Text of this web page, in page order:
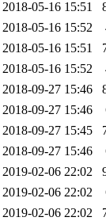
2018-05-16 15:51
2018-05-16 15:52
2018-05-16 15:51
2018-05-16 15:52
2018-09-27 15:46
2018-09-27 15:46
2018-09-27 15:45
2018-09-27 15:46
2019-02-06 22:02
2019-02-06 22:02
2019-02-06 22:02